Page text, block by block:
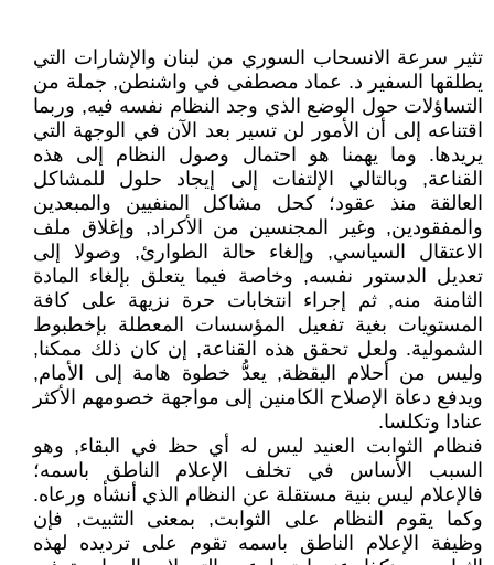
تثير سرعة الانسحاب السوري من لبنان والإشارات التي
يطلقها السفير د. عماد مصطفى في واشنطن, جملة من
التساؤلات حول الوضع الذي وجد النظام نفسه فيه, وربما
اقتناعه إلى أن الأمور لن تسير بعد الآن في الوجهة التي
يريدها. وما يهمنا هو احتمال وصول النظام إلى هذه
القناعة, وبالتالي الإلتفات إلى إيجاد حلول للمشاكل
العالقة منذ عقود؛ كحل مشاكل المنفيين والمبعدين
والمفقودين, وغير المجنسين من الأكراد, وإغلاق ملف
الاعتقال السياسي, وإلغاء حالة الطوارئ, وصولا إلى
تعديل الدستور نفسه, وخاصة فيما يتعلق بإلغاء المادة
الثامنة منه, ثم إجراء انتخابات حرة نزيهة على كافة
المستويات بغية تفعيل المؤسسات المعطلة بإخطبوط
الشمولية. ولعل تحقق هذه القناعة, إن كان ذلك ممكنا,
وليس من أحلام اليقظة, يعدُّ خطوة هامة إلى الأمام,
ويدفع دعاة الإصلاح الكامنين إلى مواجهة خصومهم الأكثر
عنادا وتكلسا.
فنظام الثوابت العنيد ليس له أي حظ في البقاء, وهو
السبب الأساس في تخلف الإعلام الناطق باسمه؛
فالإعلام ليس بنية مستقلة عن النظام الذي أنشأه ورعاه.
وكما يقوم النظام على الثوابت, بمعنى التثبيت, فإن
وظيفة الإعلام الناطق باسمه تقوم على ترديده لهذه